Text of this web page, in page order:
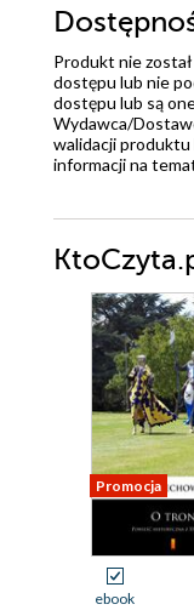
Produkt nie
dostępu lub nie
dostępu lub są
Wydawca/
walidacji produktu
informacji na
Promocja
ebook